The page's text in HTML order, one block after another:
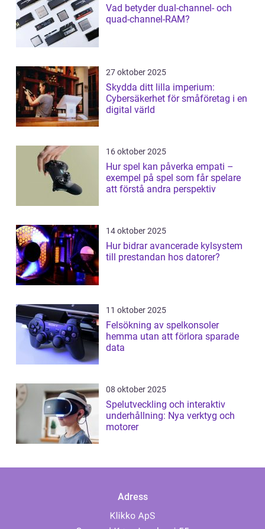
Vad betyder dual-channel- och
quad-channel-RAM?
27 oktober 2025
Skydda ditt lilla imperium:
Cybersäkerhet för småföretag i en
digital värld
16 oktober 2025
Hur spel kan påverka empati –
exempel på spel som får spelare
att förstå andra perspektiv
14 oktober 2025
Hur bidrar avancerade kylsystem
till prestandan hos datorer?
11 oktober 2025
Felsökning av spelkonsoler
hemma utan att förlora sparade
data
08 oktober 2025
Spelutveckling och interaktiv
underhållning: Nya verktyg och
motorer
Adress